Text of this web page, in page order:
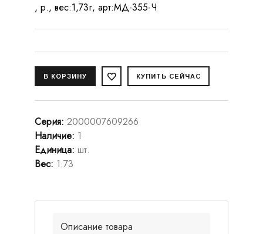
, р., вес:1,73г, арт:МД-355-Ч
Серия: 2000007609266
Наличие: 1
Единица: шт.
Вес: 1.73
Описание товара